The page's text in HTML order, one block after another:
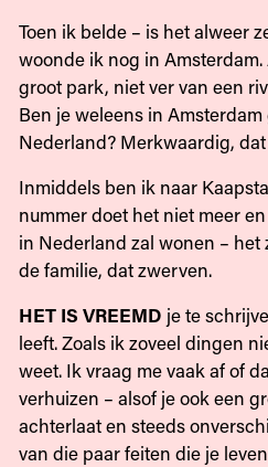
Toen ik belde – is het alweer
woonde ik nog in
groot park, niet ver van een
Ben je weleens in
Nederland? Merkwaardig,
Inmiddels ben ik naar
nummer doet het niet meer
in Nederland zal wonen –
de familie, dat zwerven.
HET IS VREEMD je te
leeft. Zoals ik zoveel dingen
weet. Ik vraag me vaak af of
verhuizen – alsof je ook een
achterlaat en steeds
van die paar feiten die je